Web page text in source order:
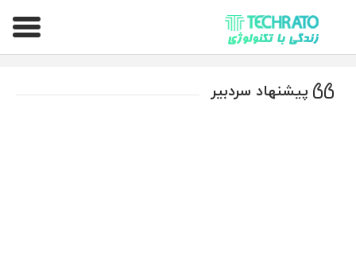
تکراتو – زندگی با تکنولوژی
پیشنهاد سردبیر